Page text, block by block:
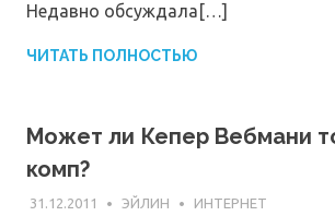
Недавно обсуждала[…]
ЧИТАТЬ ПОЛНОСТЬЮ
Может ли Кепер Вебмани
комп?
31.12.2011 ЭЙЛИН ИНТЕРНЕТ